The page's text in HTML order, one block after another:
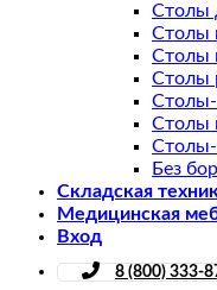
Столы
Столы
Столы
Столы
Столы-
Столы
Без
Складская
Медицинская
Вход
8 (800) 333-